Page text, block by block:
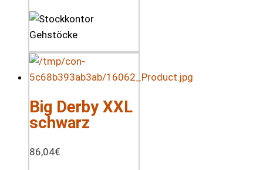
Big Derby XXL
schwarz
86,04€